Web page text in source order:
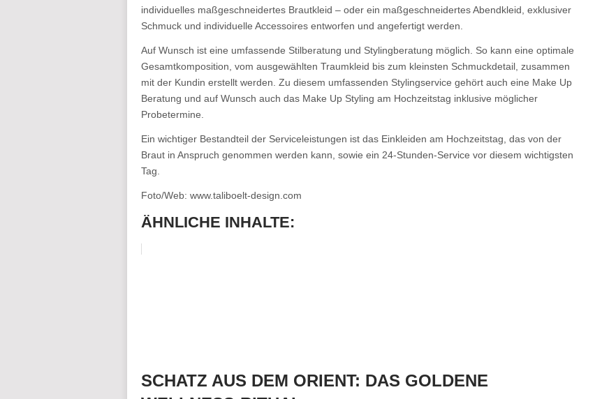
individuelles maßgeschneidertes Brautkleid – oder ein maßgeschneidertes Abendkleid, exklusiver
Schmuck und individuelle Accessoires entworfen und angefertigt werden.
Auf Wunsch ist eine umfassende Stilberatung und Stylingberatung möglich. So kann eine optimale
Gesamtkomposition, vom ausgewählten Traumkleid bis zum kleinsten Schmuckdetail, zusammen
mit der Kundin erstellt werden. Zu diesem umfassenden Stylingservice gehört auch eine Make Up
Beratung und auf Wunsch auch das Make Up Styling am Hochzeitstag inklusive möglicher
Probetermine.
Ein wichtiger Bestandteil der Serviceleistungen ist das Einkleiden am Hochzeitstag, das von der
Braut in Anspruch genommen werden kann, sowie ein 24-Stunden-Service vor diesem wichtigsten
Tag.
Foto/Web: www.taliboelt-design.com
ÄHNLICHE INHALTE:
SCHATZ AUS DEM ORIENT: DAS GOLDENE